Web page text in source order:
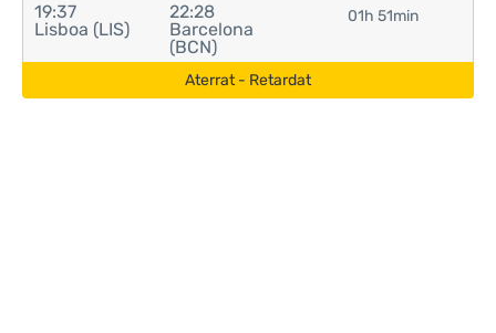
19:37
Lisboa (LIS)
22:28
Barcelona
(BCN)
01h 51min
Aterrat - Retardat